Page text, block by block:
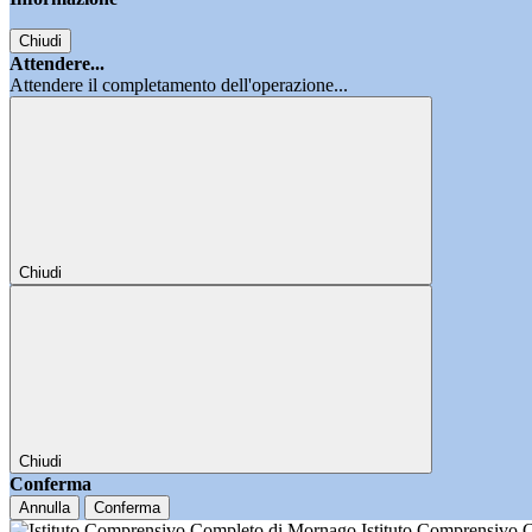
Chiudi
Attendere...
Attendere il completamento dell'operazione...
Chiudi
Chiudi
Conferma
Annulla Conferma